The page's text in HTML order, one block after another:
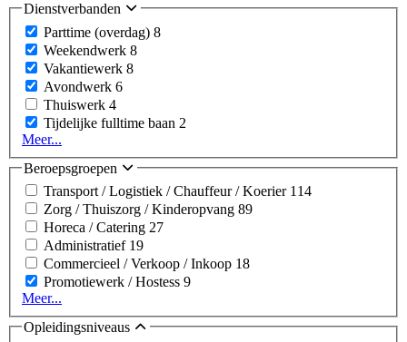
Dienstverbanden
Parttime (overdag) 8
Weekendwerk 8
Vakantiewerk 8
Avondwerk 6
Thuiswerk 4
Tijdelijke fulltime baan 2
Meer...
Beroepsgroepen
Transport / Logistiek / Chauffeur / Koerier 114
Zorg / Thuiszorg / Kinderopvang 89
Horeca / Catering 27
Administratief 19
Commercieel / Verkoop / Inkoop 18
Promotiewerk / Hostess 9
Meer...
Opleidingsniveaus